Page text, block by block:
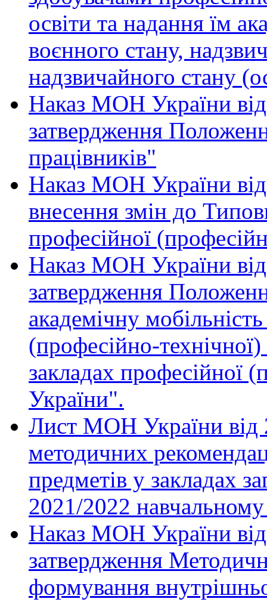
освіти та надання їм
воєнного стану,
надзвичайного стану
Наказ МОН України
затвердження
працівників"
Наказ МОН України
внесення змін до
професійної
Наказ МОН України
затвердження
академічну
(професійно-
закладах професійної
України".
Лист МОН України
методичних
предметів у закладах
2021/2022
Наказ МОН України
затвердження
формування